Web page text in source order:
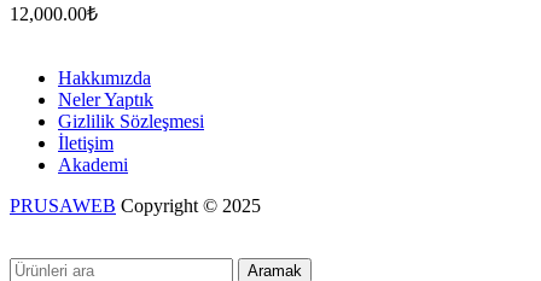
12,000.00₺
Hakkımızda
Neler Yaptık
Gizlilik Sözleşmesi
İletişim
Akademi
PRUSAWEB Copyright © 2025
Aramak